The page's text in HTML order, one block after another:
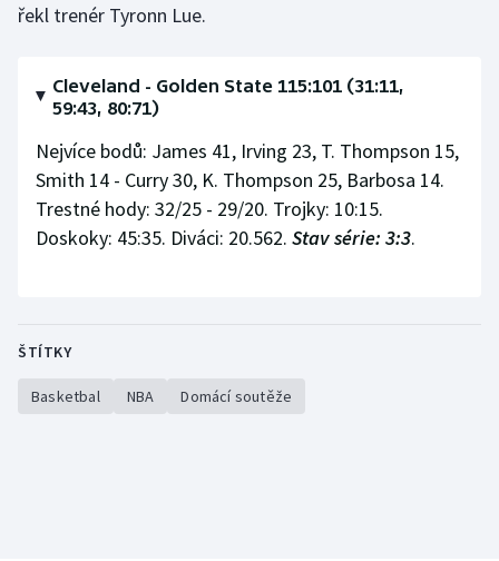
řekl trenér Tyronn Lue.
Cleveland - Golden State 115:101 (31:11,
59:43, 80:71)
Nejvíce bodů: James 41, Irving 23, T. Thompson 15,
Smith 14 - Curry 30, K. Thompson 25, Barbosa 14.
Trestné hody: 32/25 - 29/20. Trojky: 10:15.
Doskoky: 45:35. Diváci: 20.562. Stav série: 3:3.
ŠTÍTKY
Basketbal NBA Domácí soutěže